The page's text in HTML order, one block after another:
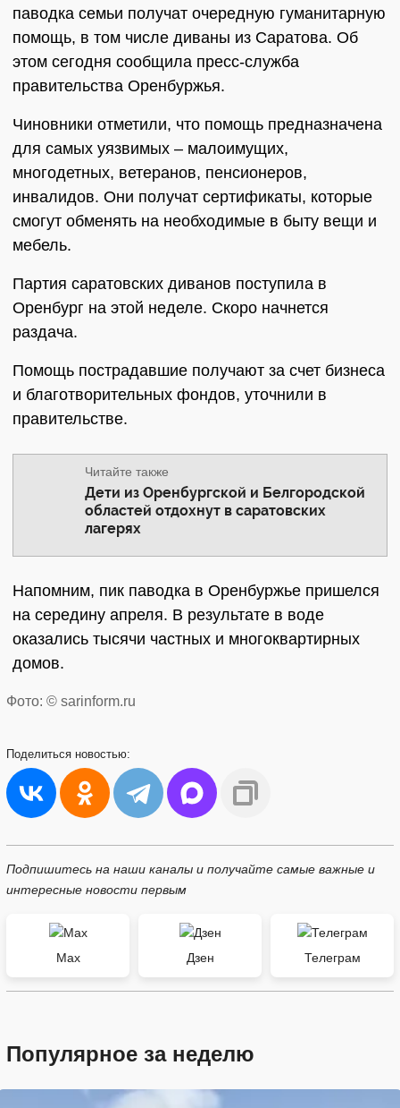
паводка семьи получат очередную гуманитарную
помощь, в том числе диваны из Саратова. Об
этом сегодня сообщила пресс-служба
правительства Оренбуржья.
Чиновники отметили, что помощь предназначена
для самых уязвимых – малоимущих,
многодетных, ветеранов, пенсионеров,
инвалидов. Они получат сертификаты, которые
смогут обменять на необходимые в быту вещи и
мебель.
Партия саратовских диванов поступила в
Оренбург на этой неделе. Скоро начнется
раздача.
Помощь пострадавшие получают за счет бизнеса
и благотворительных фондов, уточнили в
правительстве.
Читайте также
Дети из Оренбургской и Белгородской
областей отдохнут в саратовских
лагерях
Напомним, пик паводка в Оренбуржье пришелся
на середину апреля. В результате в воде
оказались тысячи частных и многоквартирных
домов.
Фото: © sarinform.ru
Поделиться новостью:
Подпишитесь на наши каналы и получайте самые важные и
интересные новости первым
Max Дзен Телеграм
Популярное за неделю